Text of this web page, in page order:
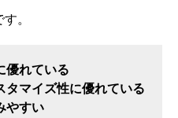
。
優れている
タマイズ性に優れている
やすい